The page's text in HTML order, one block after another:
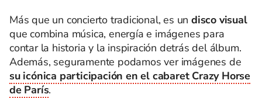
Más que un concierto tradicional, es un disco visual
que combina música, energía e imágenes para
contar la historia y la inspiración detrás del álbum.
Además, seguramente podamos ver imágenes de
su icónica participación en el cabaret Crazy Horse
de París.